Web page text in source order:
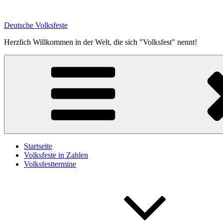
springen
Deutsche Volksfeste
Herzlich Willkommen in der Welt, die sich "Volksfest" nennt!
Startseite
Volksfeste in Zahlen
Volksfesttermine